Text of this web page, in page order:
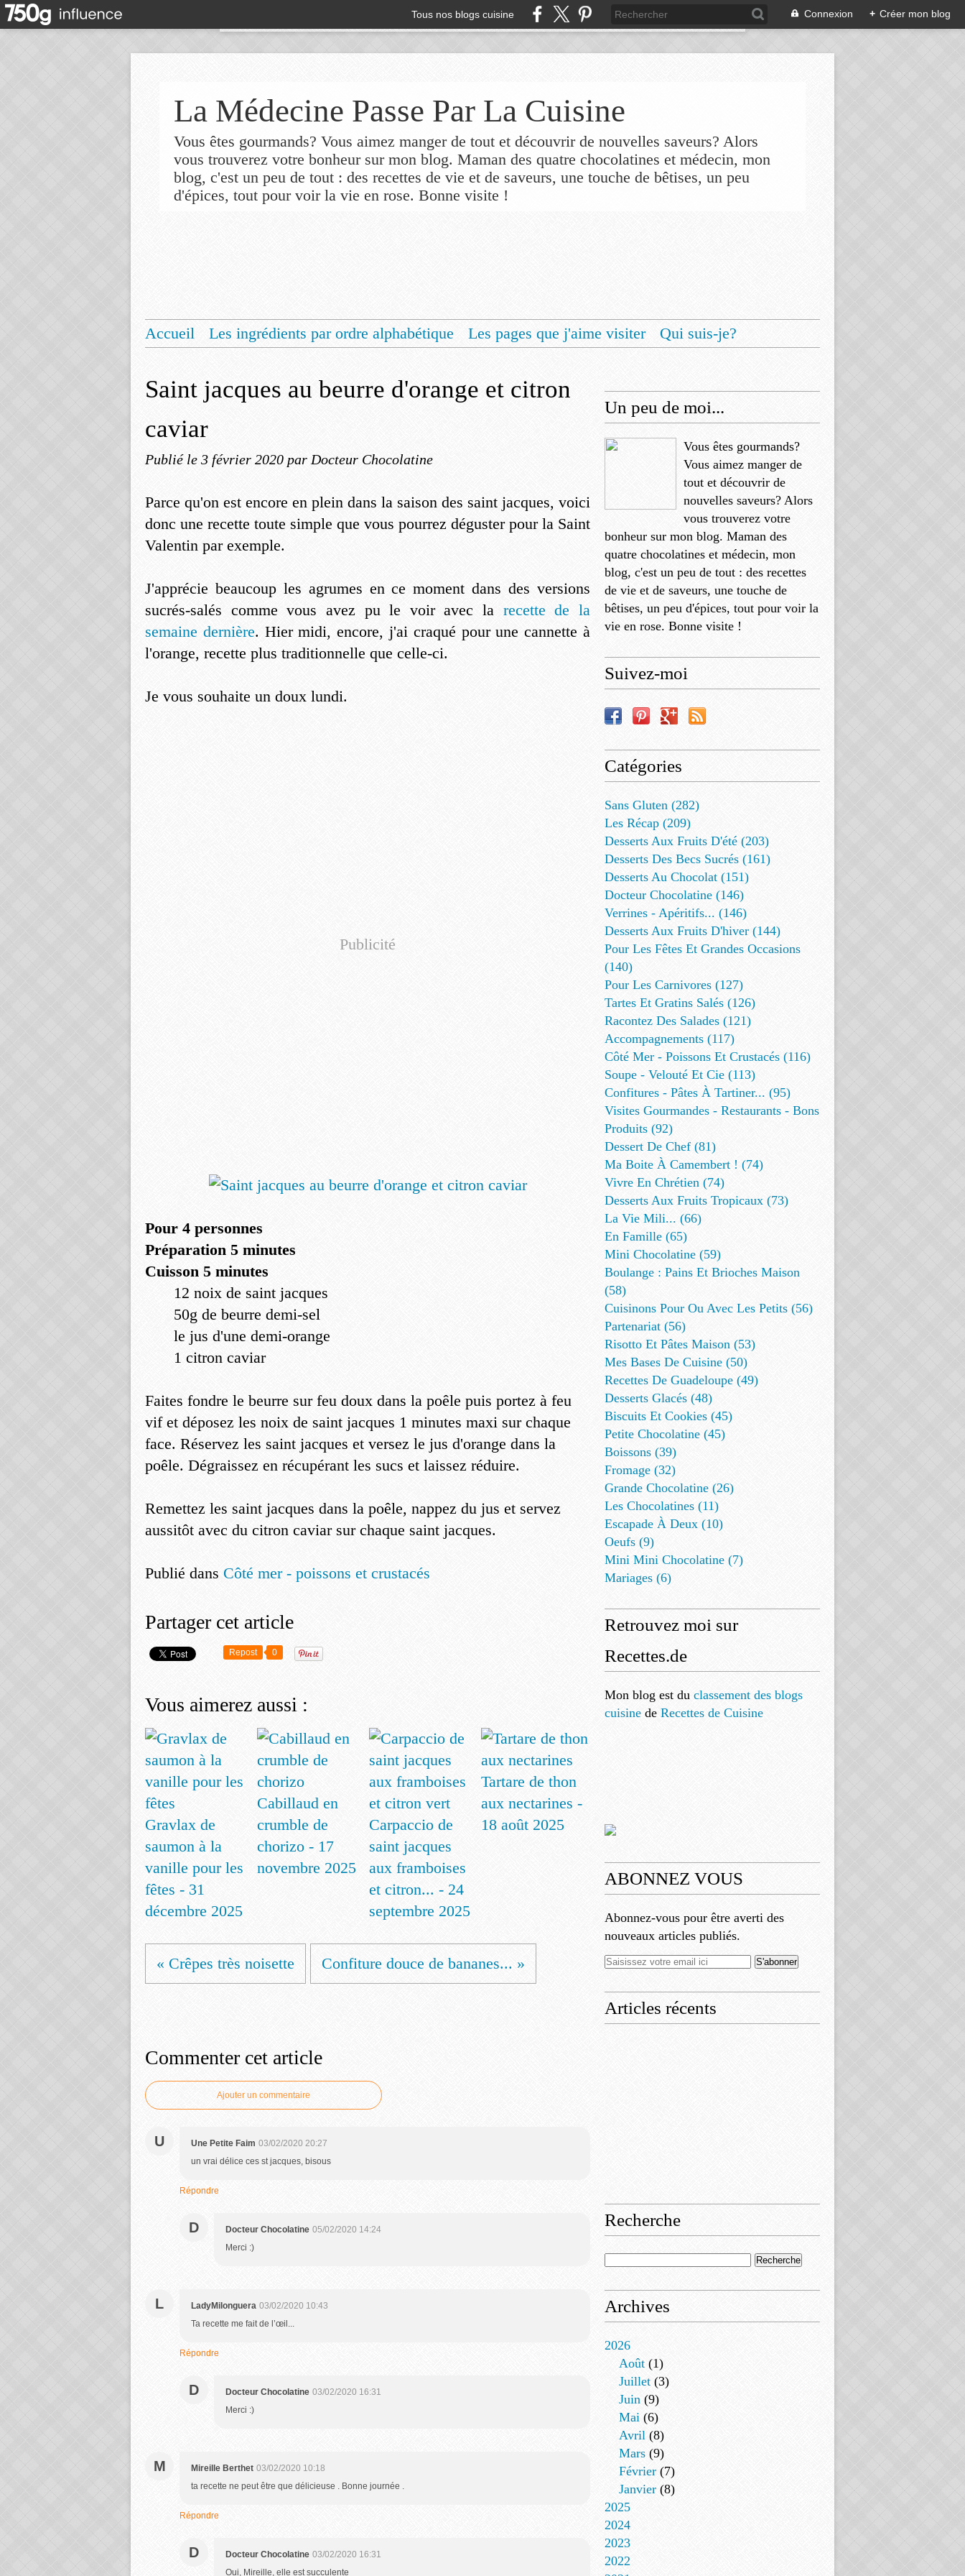
Tous nos blogs cuisine Connexion + Créer mon blog
La Médecine Passe Par La Cuisine
Vous êtes gourmands? Vous aimez manger de tout et découvrir de nouvelles saveurs? Alors
vous trouverez votre bonheur sur mon blog. Maman des quatre chocolatines et médecin, mon
blog, c'est un peu de tout : des recettes de vie et de saveurs, une touche de bêtises, un peu
d'épices, tout pour voir la vie en rose. Bonne visite !
Accueil Les ingrédients par ordre alphabétique Les pages que j'aime visiter
Qui suis-je?
Saint jacques au beurre d'orange et citron
caviar
Publié le 3 février 2020 par Docteur Chocolatine
Parce qu'on est encore en plein dans la saison des saint jacques, voici
donc une recette toute simple que vous pourrez déguster pour la Saint
Valentin par exemple.
J'apprécie beaucoup les agrumes en ce moment dans des versions
sucrés-salés comme vous avez pu le voir avec la recette de la
semaine dernière. Hier midi, encore, j'ai craqué pour une cannette à
l'orange, recette plus traditionnelle que celle-ci.
Je vous souhaite un doux lundi.
Publicité
Pour 4 personnes
Préparation 5 minutes
Cuisson 5 minutes
12 noix de saint jacques
50g de beurre demi-sel
le jus d'une demi-orange
1 citron caviar
Faites fondre le beurre sur feu doux dans la poêle puis portez à feu
vif et déposez les noix de saint jacques 1 minutes maxi sur chaque
face. Réservez les saint jacques et versez le jus d'orange dans la
poêle. Dégraissez en récupérant les sucs et laissez réduire.
Remettez les saint jacques dans la poêle, nappez du jus et servez
aussitôt avec du citron caviar sur chaque saint jacques.
Publié dans Côté mer - poissons et crustacés
Partager cet article
Repost 0
Vous aimerez aussi :
Gravlax de
saumon à la
vanille pour les
fêtes - 31
décembre 2025
Cabillaud en
crumble de
chorizo - 17
novembre 2025
Carpaccio de
saint jacques
aux framboises
et citron... - 24
septembre 2025
Tartare de thon
aux nectarines -
18 août 2025
« Crêpes très noisette Confiture douce de bananes... »
Commenter cet article
Ajouter un commentaire
U Une Petite Faim 03/02/2020 20:27
un vrai délice ces st jacques, bisous
Répondre
D Docteur Chocolatine 05/02/2020 14:24
Merci :)
L LadyMilonguera 03/02/2020 10:43
Ta recette me fait de l’œil...
Répondre
D Docteur Chocolatine 03/02/2020 16:31
Merci :)
M Mireille Berthet 03/02/2020 10:18
ta recette ne peut être que délicieuse . Bonne journée .
Répondre
D Docteur Chocolatine 03/02/2020 16:31
Oui, Mireille, elle est succulente
Un peu de moi...
Vous êtes gourmands?
Vous aimez manger de
tout et découvrir de
nouvelles saveurs? Alors
vous trouverez votre
bonheur sur mon blog. Maman des
quatre chocolatines et médecin, mon
blog, c'est un peu de tout : des recettes
de vie et de saveurs, une touche de
bêtises, un peu d'épices, tout pour voir la
vie en rose. Bonne visite !
Suivez-moi
Catégories
Sans Gluten (282)
Les Récap (209)
Desserts Aux Fruits D'été (203)
Desserts Des Becs Sucrés (161)
Desserts Au Chocolat (151)
Docteur Chocolatine (146)
Verrines - Apéritifs... (146)
Desserts Aux Fruits D'hiver (144)
Pour Les Fêtes Et Grandes Occasions
(140)
Pour Les Carnivores (127)
Tartes Et Gratins Salés (126)
Racontez Des Salades (121)
Accompagnements (117)
Côté Mer - Poissons Et Crustacés (116)
Soupe - Velouté Et Cie (113)
Confitures - Pâtes À Tartiner... (95)
Visites Gourmandes - Restaurants - Bons
Produits (92)
Dessert De Chef (81)
Ma Boite À Camembert ! (74)
Vivre En Chrétien (74)
Desserts Aux Fruits Tropicaux (73)
La Vie Mili... (66)
En Famille (65)
Mini Chocolatine (59)
Boulange : Pains Et Brioches Maison
(58)
Cuisinons Pour Ou Avec Les Petits (56)
Partenariat (56)
Risotto Et Pâtes Maison (53)
Mes Bases De Cuisine (50)
Recettes De Guadeloupe (49)
Desserts Glacés (48)
Biscuits Et Cookies (45)
Petite Chocolatine (45)
Boissons (39)
Fromage (32)
Grande Chocolatine (26)
Les Chocolatines (11)
Escapade À Deux (10)
Oeufs (9)
Mini Mini Chocolatine (7)
Mariages (6)
Retrouvez moi sur
Recettes.de
Mon blog est du classement des blogs
cuisine de Recettes de Cuisine
ABONNEZ VOUS
Abonnez-vous pour être averti des
nouveaux articles publiés.
Articles récents
Recherche
Archives
2026
Août (1)
Juillet (3)
Juin (9)
Mai (6)
Avril (8)
Mars (9)
Février (7)
Janvier (8)
2025
2024
2023
2022